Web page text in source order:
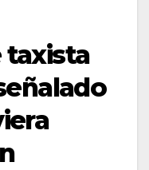
taxista